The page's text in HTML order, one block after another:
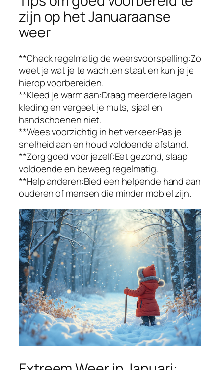
zijn op het Januaraanse
weer
**Check regelmatig de weersvoorspelling:Zo
weet je wat je te wachten staat en kun je je
hierop voorbereiden.
**Kleed je warm aan:Draag meerdere lagen
kleding en vergeet je muts, sjaal en
handschoenen niet.
**Wees voorzichtig in het verkeer:Pas je
snelheid aan en houd voldoende afstand.
**Zorg goed voor jezelf:Eet gezond, slaap
voldoende en beweeg regelmatig.
**Help anderen:Bied een helpende hand aan
ouderen of mensen die minder mobiel zijn.